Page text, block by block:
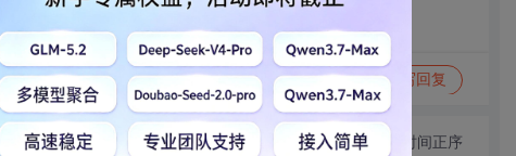
转发到动态 举报 写回复
切换为时间正序